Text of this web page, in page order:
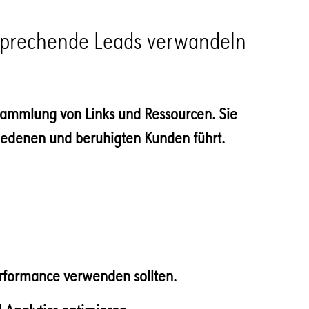
Leads verwandeln
von Links und Ressourcen. Sie
und beruhigten Kunden führt.
verwenden sollten.